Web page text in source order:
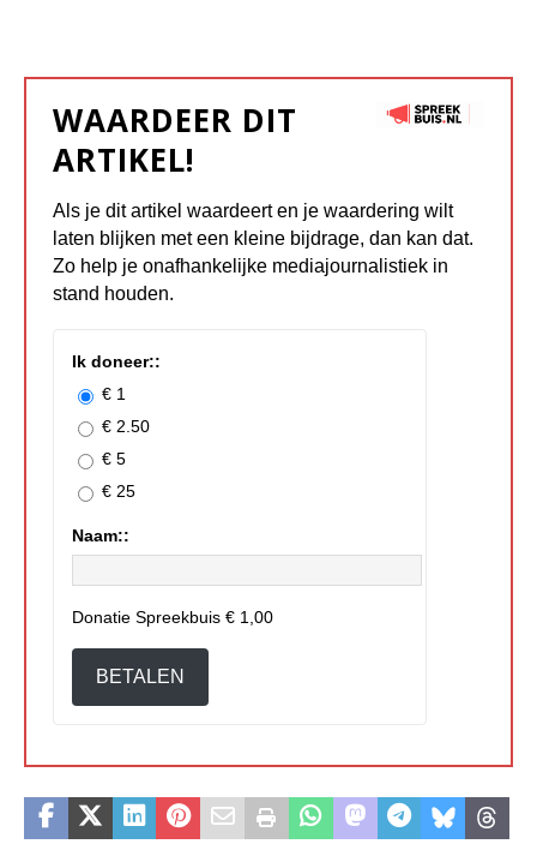
WAARDEER DIT
ARTIKEL!
Als je dit artikel waardeert en je waardering wilt
laten blijken met een kleine bijdrage, dan kan dat.
Zo help je onafhankelijke mediajournalistiek in
stand houden.
Ik doneer::
€ 1
€ 2.50
€ 5
€ 25
Naam::
Donatie Spreekbuis € 1,00
BETALEN